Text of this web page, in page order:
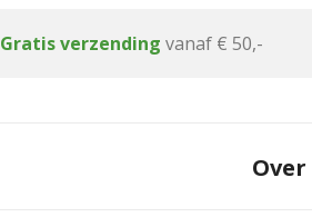
Gratis verzending vanaf € 50,-